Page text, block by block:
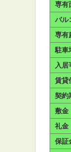
専有
バル
専有
駐車
入居
賃貸
契約
敷金
礼金
保証